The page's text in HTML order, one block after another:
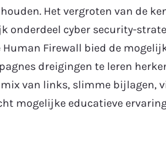
Het vergroten van de
onderdeel cyber security-
Firewall bied de
dreigingen te leren
van links, slimme bijlagen,
mogelijke educatieve